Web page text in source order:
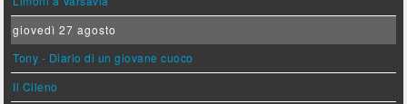
giovedì 27 agosto
Tony - Diario di un giovane cuoco
Il Cileno